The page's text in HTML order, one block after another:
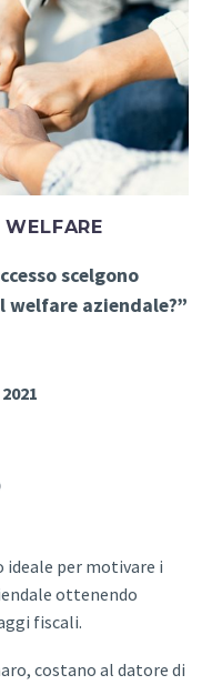
scelgono
welfare aziendale?”
per motivare i
ottenendo
fiscali.
costano al datore di